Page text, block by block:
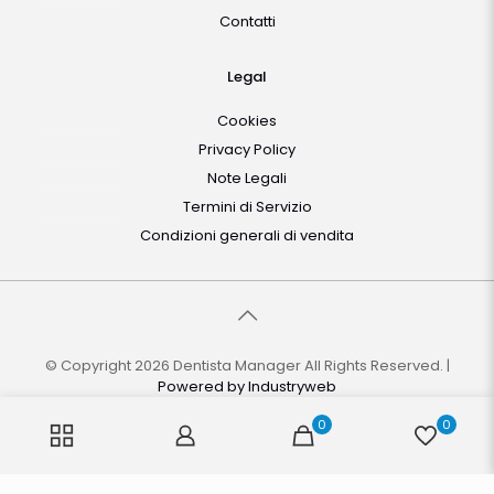
Contatti
Legal
Cookies
Privacy Policy
Note Legali
Termini di Servizio
Condizioni generali di vendita
© Copyright 2026 Dentista Manager All Rights Reserved. |
Powered byIndustryweb
0 0